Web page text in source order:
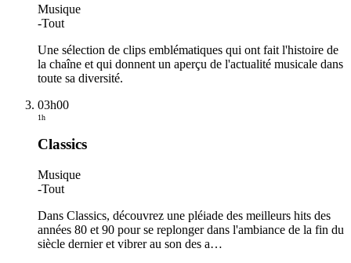
Musique
-Tout
Une sélection de clips emblématiques qui ont fait l'histoire de
la chaîne et qui donnent un aperçu de l'actualité musicale dans
toute sa diversité.
03h00
1h
Classics
Musique
-Tout
Dans Classics, découvrez une pléiade des meilleurs hits des
années 80 et 90 pour se replonger dans l'ambiance de la fin du
siècle dernier et vibrer au son des a…